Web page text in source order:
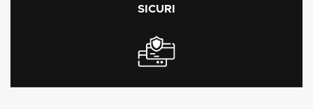
SICURI